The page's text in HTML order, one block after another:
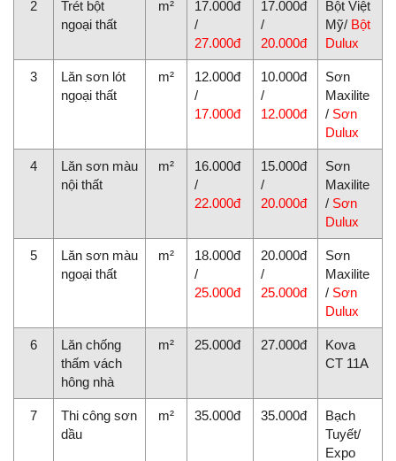
2
Trét bột
ngoại thất
m²
17.000đ
/
27.000đ
17.000đ
/
20.000đ
Bột Việt
Mỹ/ Bột
Dulux
3
Lăn sơn lót
ngoại thất
m²
12.000đ
/
17.000đ
10.000đ
/
12.000đ
Sơn
Maxilite
/ Sơn
Dulux
4
Lăn sơn màu
nội thất
m²
16.000đ
/
22.000đ
15.000đ
/
20.000đ
Sơn
Maxilite
/ Sơn
Dulux
5
Lăn sơn màu
ngoại thất
m²
18.000đ
/
25.000đ
20.000đ
/
25.000đ
Sơn
Maxilite
/ Sơn
Dulux
6
Lăn chống
thấm vách
hông nhà
m² 25.000đ 27.000đ
Kova
CT 11A
7
Thi công sơn
dầu
m² 35.000đ 35.000đ
Bạch
Tuyết/
Expo